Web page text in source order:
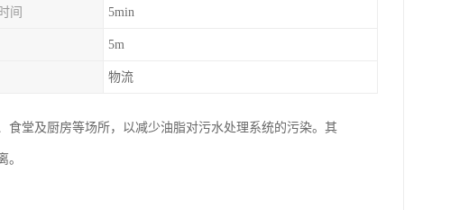
间 5min
5m
物流
堂及厨房等场所，以减少油脂对污水处理系统的污染。其
。